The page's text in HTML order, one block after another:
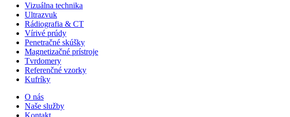
Vizuálna technika
Ultrazvuk
Rádiografia & CT
Vírivé prúdy
Penetračné skúšky
Magnetizačné prístroje
Tvrdomery
Referenčné vzorky
Kufríky
O nás
Naše služby
Kontakt